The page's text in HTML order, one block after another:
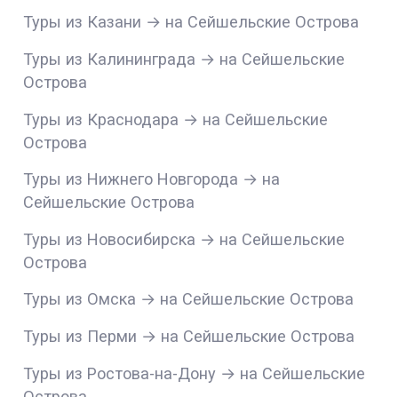
Туры из Казани → на Сейшельские Острова
Туры из Калининграда → на Сейшельские
Острова
Туры из Краснодара → на Сейшельские
Острова
Туры из Нижнего Новгорода → на
Сейшельские Острова
Туры из Новосибирска → на Сейшельские
Острова
Туры из Омска → на Сейшельские Острова
Туры из Перми → на Сейшельские Острова
Туры из Ростова-на-Дону → на Сейшельские